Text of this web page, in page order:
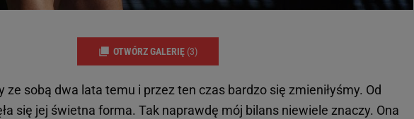
OTWÓRZ GALERIĘ (3)
ze sobą dwa lata temu i przez ten czas bardzo się zmieniłyśmy. Od
się jej świetna forma. Tak naprawdę mój bilans niewiele znaczy. Ona